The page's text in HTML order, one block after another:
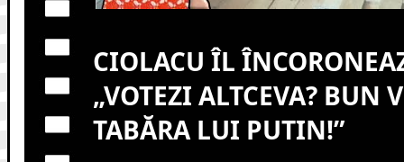
CIOLACU ÎL
„VOTEZI ALTCEVA? BUN
TABĂRA LUI PUTIN!”